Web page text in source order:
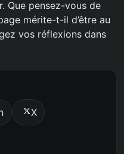
Que pensez-vous de
mérite-t-il d’être au
vos réflexions dans
X